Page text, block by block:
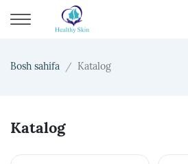
Bosh sahifa Katalog
Katalog